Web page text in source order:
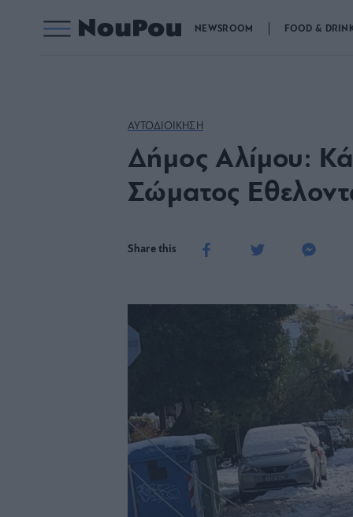
NEWSROOM FOOD &
ΑΥΤΟΔΙΟΙΚΗΣΗ
Δήμος Αλίμου:
Σώματος
Share this